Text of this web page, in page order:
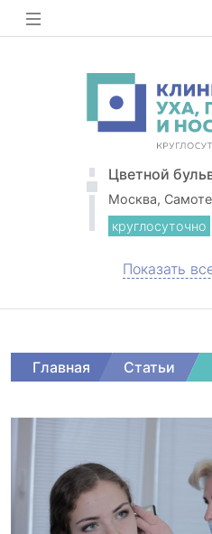
Цветной
Москва,
круглосуточно
Показать
Главная Статьи